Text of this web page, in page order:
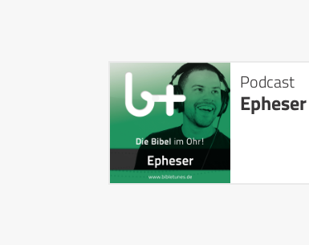
Podcast
Epheser